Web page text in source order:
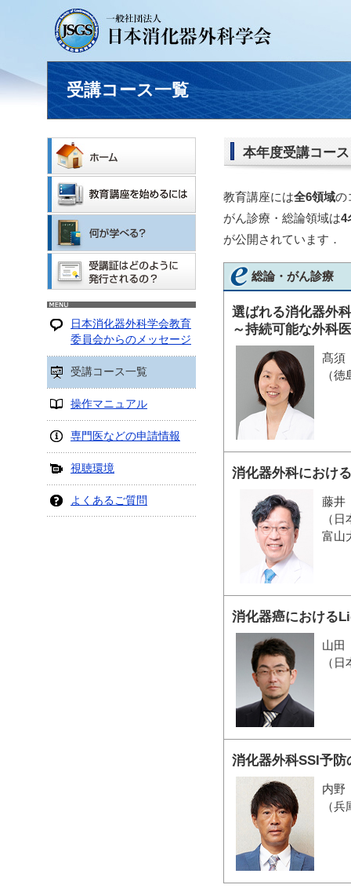
受講コース一覧
日本消化器外科学会教育
委員会からのメッセージ
受講コース一覧
操作マニュアル
専門医などの申請情報
視聴環境
よくあるご質問
本年度受講コース
教育講座には全6領域の
がん診療・総論領域は4
が公開されています．
総論・がん診療
選ばれる消化器外
～持続可能な外科
髙
（
消化器外科におけ
藤
（
富山
消化器癌における
山
（
消化器外科SSI予
内
（